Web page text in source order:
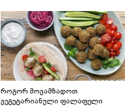
როგორ მოვამზადოთ
ვეგეტარიანული ფალაფელი